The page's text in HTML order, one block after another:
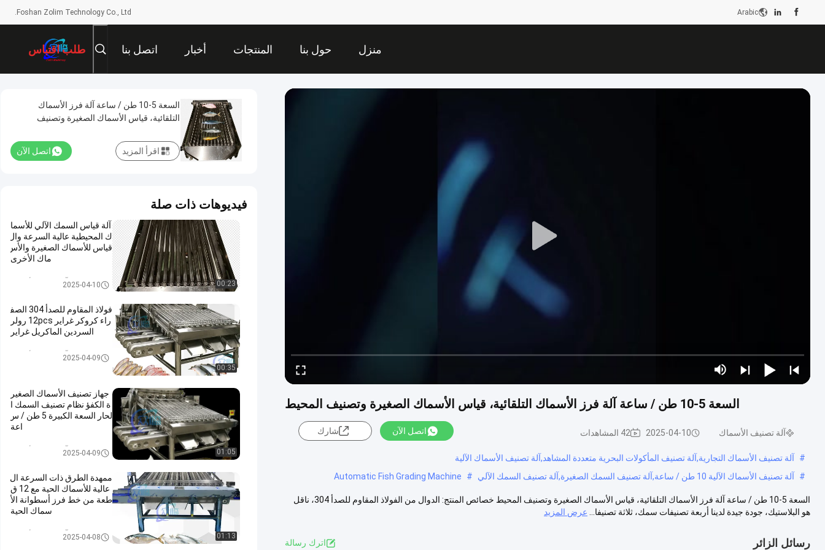
Foshan Zolim Technology Co., Ltd. Arabic
منزل حول بنا المنتجات أخبار اتصل بنا طلب اقتباس
السعة 5-10 طن / ساعة آلة فرز الأسماك التلقائية، قياس الأسماك الصغيرة وتصنيف المحيط
آلة تصنيف الأسماك 2025-04-10 42 المشاهدات اتصل الآن شارك
# آلة تصنيف الأسماك التجارية,آلة تصنيف المأكولات البحرية متعددة المشاهد,آلة تصنيف الأسماك الآلية
# آلة تصنيف الأسماك الآلية 10 طن / ساعة,آلة تصنيف السمك الصغيرة,آلة تصنيف السمك الآلي #
Automatic Fish Grading Machine
السعة 5-10 طن / ساعة آلة فرز الأسماك التلقائية، قياس الأسماك الصغيرة وتصنيف المحيط خصائص المنتج: الدوال من الفولاذ المقاوم للصدأ 304، ناقل
هو البلاستيك، جودة جيدة لدينا أربعة تصنيفات سمك، ثلاثة تصنيفا...
عرض المزيد
رسائل الزائر اترك رسالة
السعة 5-10 طن / ساعة آلة فرز الأسماك
التلقائية، قياس الأسماك الصغيرة وتصنيف
اتصل الآن اقرأ المزيد
فيديوهات ذات صلة
00:23
آلة قياس السمك الآلي للأسما
ك المحيطية عالية السرعة وال
قياس للأسماك الصغيرة والأس
ماك الأخرى
آلة تصنيف الأسماك2025-04-10
00:35
فولاذ المقاوم للصدأ 304 الصف
راء كروكر غراير 12pcs رولر
السردين الماكريل غراير
آلة تصنيف الأسماك2025-04-09
01:05
جهاز تصنيف الأسماك الصغير
ة الكفؤ نظام تصنيف السمك ا
لحار السعة الكبيرة 5 طن / س
اعة
آلة تصنيف الأسماك2025-04-09
01:13
ممهدة الطرق ذات السرعة ال
عالية للأسماك الحية مع 12 ق
طعة من خط فرز أسطوانة الأ
سماك الحية
آلة تصنيف الأسماك2025-04-08